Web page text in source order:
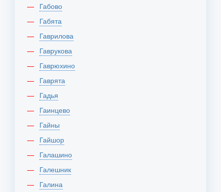
Габово
Габята
Гаврилова
Гаврукова
Гаврюхино
Гаврята
Гадья
Гаинцево
Гайны
Гайшор
Галашино
Галешник
Галина